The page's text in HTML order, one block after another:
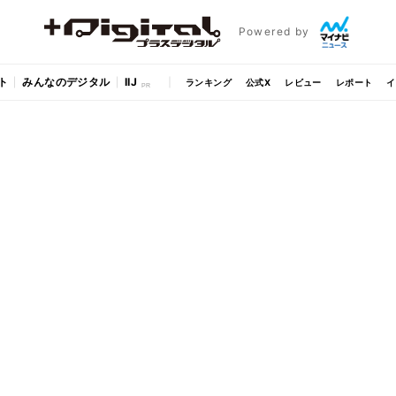
Powered by
みんなのデジタル IIJ ランキング 公式X レビュー レポート